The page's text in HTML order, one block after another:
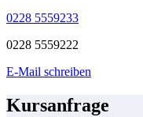
0228 5559233
0228 5559222
E-Mail schreiben
Kursanfrage